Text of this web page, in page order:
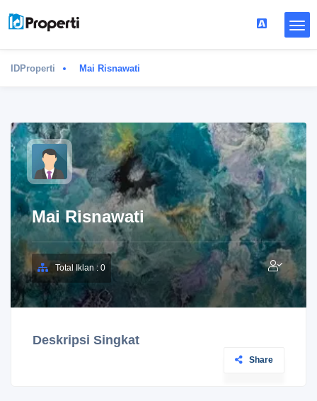
IDProperti Mai Risnawati
Mai Risnawati
Total Iklan : 0
Deskripsi Singkat
Share